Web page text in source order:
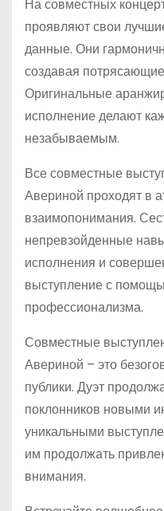
На совместных
проявляют свои
данные. Они
создавая
Оригинальные
исполнение делают
незабываемым.
Все совместные
Авериной проходят в
взаимопонимания.
непревзойденные
исполнения и
выступление с
профессионализма.
Совместные
Авериной – это
публики. Дуэт
поклонников новыми
уникальными
им продолжать
внимания.